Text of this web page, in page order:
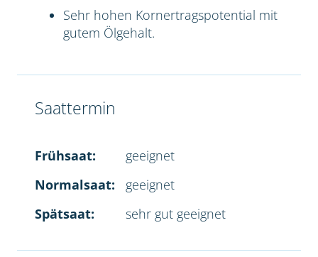
Sehr hohen Kornertragspotential mit
gutem Ölgehalt.
Saattermin
Frühsaat:
geeignet
Normalsaat:
geeignet
Spätsaat:
sehr gut geeignet